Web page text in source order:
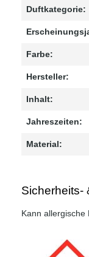
Duftkategorie:
Farbe:
Hersteller:
Inhalt:
Jahreszeiten:
Material:
Sicherheits-
Kann allergische